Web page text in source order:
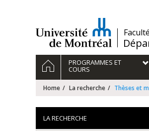
/
Navigation
principale
HOMEPROGRAMMES ET
COURS
Home La recherche Thèses et
LA RECHERCHE